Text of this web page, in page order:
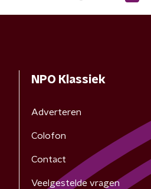
NPO Klassiek
Adverteren
Colofon
Contact
Veelgestelde vragen